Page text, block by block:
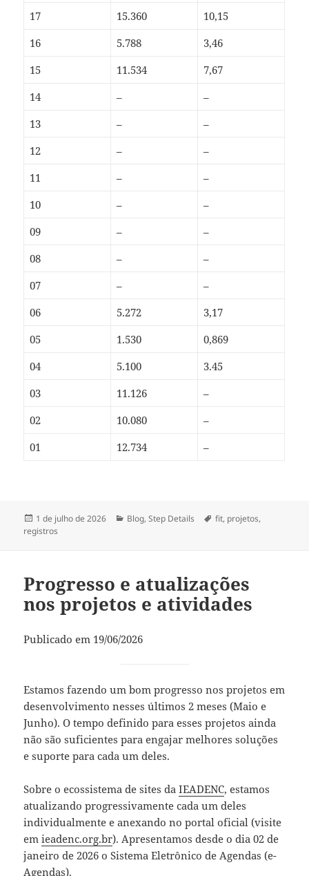
17
15.360
10,15
16
5.788
3,46
15
11.534
7,67
14
–
–
13
–
–
12
–
–
11
–
–
10
–
–
09
–
–
08
–
–
07
–
–
06
5.272
3,17
05
1.530
0,869
04
5.100
3.45
03
11.126
–
02
10.080
–
01
12.734 –
Publicado
em
1 de julho de 2026 Categorias
Blog,Step Details Tags
fit, projetos,
registros
Progresso e atualizações
nos projetos e atividades
Publicado em 19/06/2026
Estamos fazendo um bom progresso nos projetos em
desenvolvimento nesses últimos 2 meses (Maio e
Junho). O tempo definido para esses projetos ainda
não são suficientes para engajar melhores soluções
e suporte para cada um deles.
Sobre o ecossistema de sites daIEADENC, estamos
atualizando progressivamente cada um deles
individualmente e anexando no portal oficial (visite
emieadenc.org.br). Apresentamos desde o dia 02 de
janeiro de 2026 o Sistema Eletrônico de Agendas (e-
Agendas).